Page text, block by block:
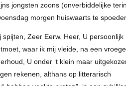
jongsten zoons (onverbiddelijke
morgen huiswaarts te
spijten, Zeer Eerw. Heer, U persoonlijk
waar ik mij vleide, na een
U onder ‘t klein maar
rekenen, althans op litterarisch